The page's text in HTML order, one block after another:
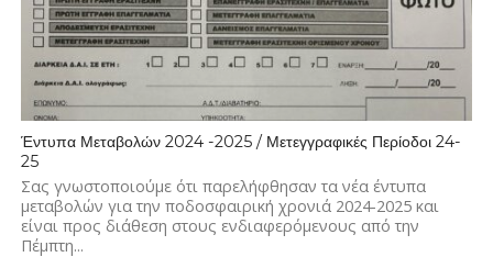
Έντυπα Μεταβολών 2024 -2025 / Μετεγγραφικές Περίοδοι 24-
25
Σας γνωστοποιούμε ότι παρελήφθησαν τα νέα έντυπα
μεταβολών για την ποδοσφαιρική χρονιά 2024-2025 και
είναι προς διάθεση στους ενδιαφερόμενους από την
Πέμπτη...